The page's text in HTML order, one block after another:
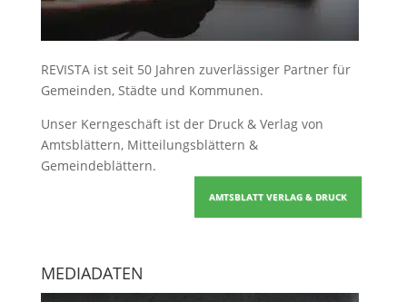
REVISTA ist seit 50 Jahren zuverlässiger Partner für
Gemeinden, Städte und Kommunen.
Unser Kerngeschäft ist der Druck & Verlag von
Amtsblättern, Mitteilungsblättern &
Gemeindeblättern.
AMTSBLATT VERLAG & DRUCK
MEDIADATEN